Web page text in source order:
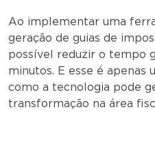
Ao implementar uma
geração de guias de
possível reduzir o tempo
minutos. E esse é apenas
como a tecnologia pode
transformação na área